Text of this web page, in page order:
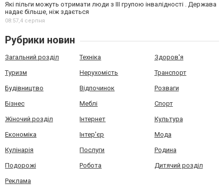
Які пільги можуть отримати люди з III групою інвалідності . Держава
надає більше, ніж здається
08:57,4 серпня
Рубрики новин
Загальний розділ Техніка Здоров'я
Туризм Нерухомість Транспорт
Будівництво Відпочинок Розваги
Бізнес Меблі Спорт
Жіночий розділ Інтернет Культура
Економіка Інтер'єр Мода
Кулінарія Послуги Родина
Подорожі Робота Дитячий розділ
Реклама